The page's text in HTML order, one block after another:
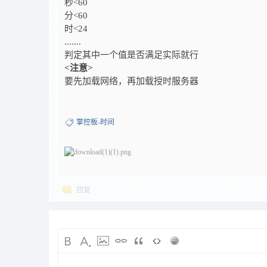
秒<60
分<60
时<24
.......
判定其中一个值是否满足实际就行
<注意>
要先加载网络，再加载授时服务器
掌控板-时间
回复